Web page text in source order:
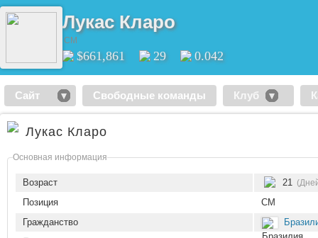
Лукас Кларо
CM
$661,861 29 0.042
Сайт Свободные команды Клуб
Лукас Кларо
Основная информация
Возраст 21
Позиция
CM
Гражданство